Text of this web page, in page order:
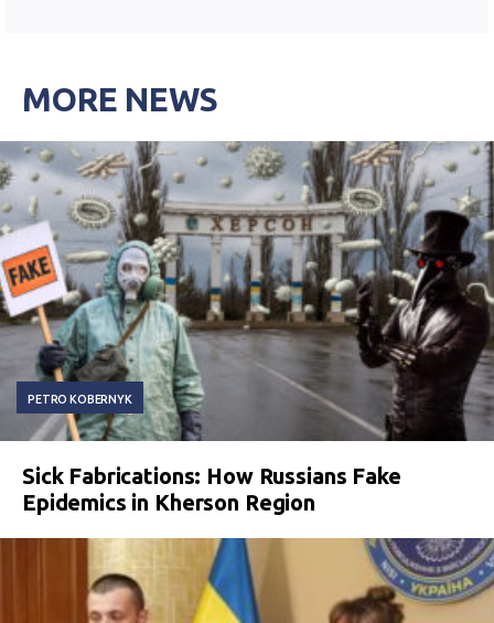
MORE NEWS
PETRO KOBERNYK
Sick Fabrications: How Russians Fake
Epidemics in Kherson Region